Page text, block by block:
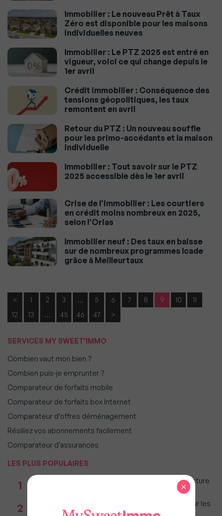
Immobilier : Le nouveau Prêt à Taux
Zéro est disponible pour les maisons
individuelles neuves
Immobilier : Le PTZ 2025 est entré en
vigueur, voici ce qui change depuis le
1er avril
Crédit immobilier : Conséquence des
tensions géopolitiques, les taux
remontent en avril
Retour du PTZ : Un nouveau souffle
pour les primo-accédants et la maison
individuelle
Immobilier : Tout savoir sur le PTZ
2025 accessible dès le 1er avril
Crise de l’immobilier : Les courtiers
en crédit moins nombreux en 2025,
selon l’Orias
Immobilier neuf : Des taux en baisse
sur de nombreux programmes Icade
grâce à Meilleurtaux
< 1 2 3 … 5 6 7 8 9 10
11
12
13 … 45 46 47 >
SERVICES MY SWEET'IMMO
Combien vaut mon bien ?
Combien puis-je emprunter ?
Comparateur de forfaits mobile
Comparateur de forfaits box Internet
Comparateur d’offres déménagement
Résiliez vos abonnements facilement
Comparateur d’assurances
LES PLUS POPULAIRES
1
Taxe foncière 2026 : Ces grandes villes où la facture
2
Immobilier : Ce que l’AI Act change vraiment pour les
agences depuis le 2 août 2026
×